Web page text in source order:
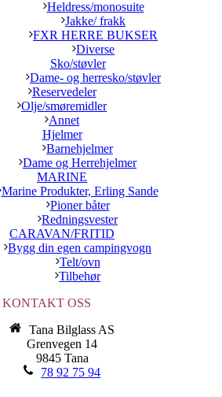
Heldress/monosuite
Jakke/ frakk
FXR HERRE BUKSER
Diverse
Sko/støvler
Dame- og herresko/støvler
Reservedeler
Olje/smøremidler
Annet
Hjelmer
Barnehjelmer
Dame og Herrehjelmer
MARINE
Marine Produkter, Erling Sande
Pioner båter
Redningsvester
CARAVAN/FRITID
Bygg din egen campingvogn
Telt/ovn
Tilbehør
KONTAKT OSS
Tana Bilglass AS
Grenvegen 14
9845 Tana
78 92 75 94